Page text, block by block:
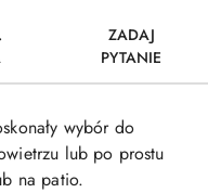
ZADAJ
PYTANIE
wybór do
lub po prostu
na patio.